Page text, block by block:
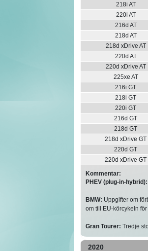
218i AT
220i AT
216d AT
218d AT
218d xDrive AT
220d AT
220d xDrive AT
225xe AT
216i GT
218i GT
220i GT
216d GT
218d GT
218d xDrive GT
220d GT
220d xDrive GT
Kommentar:
PHEV (plug-in-hybrid):
BMW: Uppgifter om
om till EU-körcykeln
Gran Tourer: Tredje
2020